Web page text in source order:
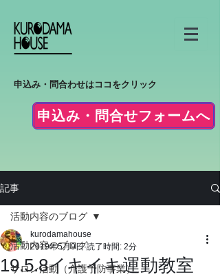
申込み・問合わせはココをクリック
申込み・問合せフォームへ
記事
活動内容のブログ
サロン活動（介護予防事業）
活動内容のブログ
19.5.8イキイキ運動教室
kurodamahouse
2019年5月9日 読了時間: 2分